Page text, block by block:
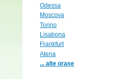
Odessa
Moscova
Torino
Lisabona
Frankfurt
Atena
... alte orașe